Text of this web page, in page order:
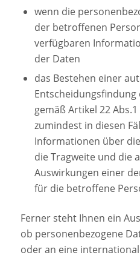
wenn die
der betroffenen
verfügbaren
der Daten
das Bestehen einer
gemäß Artikel 22
zumindest in diesen
Informationen über
die Tragweite und die
Auswirkungen einer
für die betroffene
Ferner steht Ihnen ein
ob personenbezogene
oder an eine